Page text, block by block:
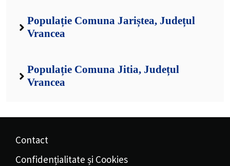
Populație Comuna Jariștea, Județul
Vrancea
Populație Comuna Jitia, Județul
Vrancea
Contact
Confidențialitate și Cookies